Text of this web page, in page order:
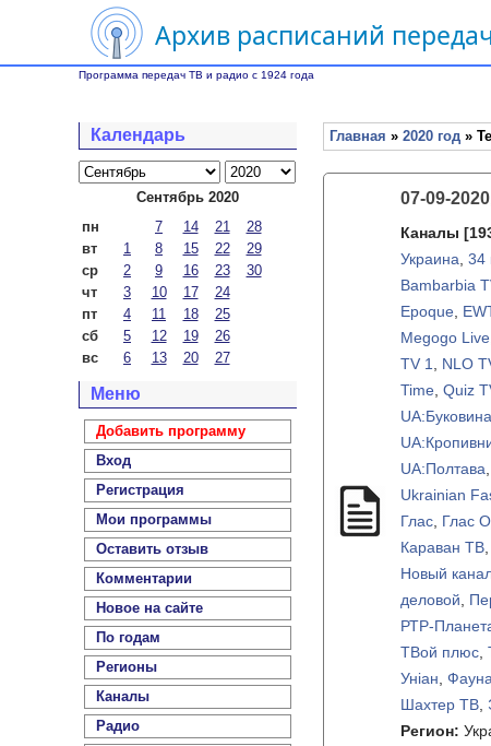
Архив расписаний
Программа передач ТВ и радио с 1924 года
Календарь
Сентябрь 2020
пн
7 14 21
28
вт
1 8 15 22
29
ср
2 9 16 23
30
чт
3 10 17
24
пт
4 11 18
25
сб
5 12 19
26
вс
6 13 20 27
Меню
Добавить программу
Вход
Регистрация
Мои программы
Оставить отзыв
Комментарии
Новое на сайте
По годам
Регионы
Каналы
Радио
Главная » 2020 год »
07-09-2020
Каналы
Украина 34
Bambarbia
Epoque
Megogo Live
TV 1
NLO
Time Quiz
UA:Буковина
UA:Полтава
Ukrainian
Глас Глас
Караван ТВ
Новый
деловой
РТР-
ТВой плюс
Унiан Фауна
Шахтер ТВ
Регион: